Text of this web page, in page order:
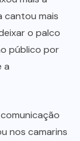
cantou mais
o palco
público por
a
nos camarins